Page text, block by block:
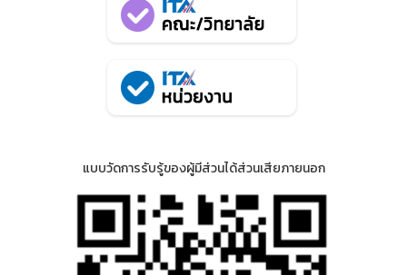
แบบวัดการรับรู้ของผู้มีส่วนได้ส่วนเสียภายนอก